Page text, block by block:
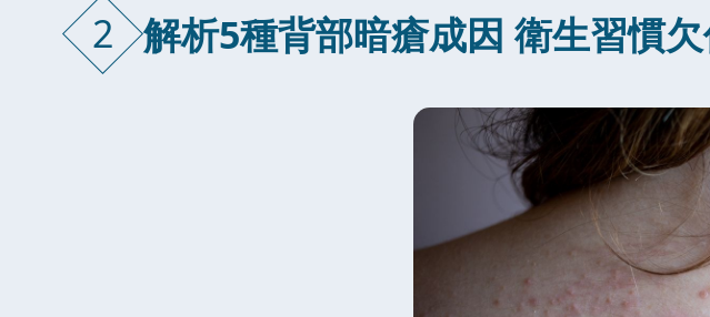
2 解析5種背部暗瘡成因 衛生習慣